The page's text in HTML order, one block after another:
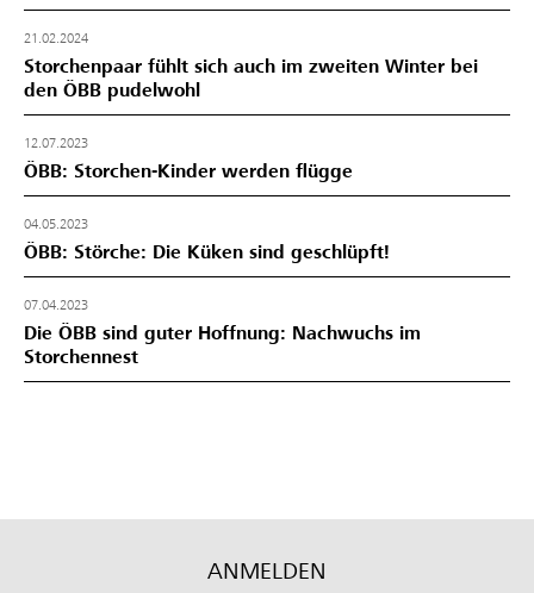
21.02.2024
Storchenpaar fühlt sich auch im zweiten Winter bei
den ÖBB pudelwohl
12.07.2023
ÖBB: Storchen-Kinder werden flügge
04.05.2023
ÖBB: Störche: Die Küken sind geschlüpft!
07.04.2023
Die ÖBB sind guter Hoffnung: Nachwuchs im
Storchennest
ANMELDEN